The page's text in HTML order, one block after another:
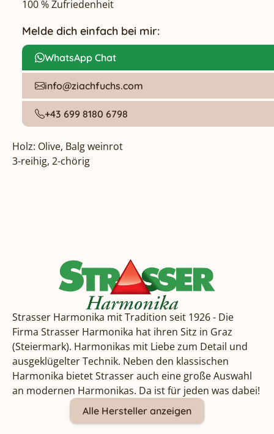
100 % Zufriedenheit
Melde dich einfach bei mir:
WhatsApp Chat
info@ziachfuchs.com
+43 699 8180 6798
Holz: Olive, Balg weinrot
3-reihig, 2-chörig
Strasser Harmonika mit Tradition seit 1926 - Die
Firma Strasser Harmonika hat ihren Sitz in Graz
(Steiermark). Harmonikas mit Liebe zum Detail und
ausgeklügelter Technik. Neben den klassischen
Harmonika bietet Strasser auch eine große Auswahl
an modernen Harmonikas. Da ist für jeden was dabei!
Alle Hersteller anzeigen